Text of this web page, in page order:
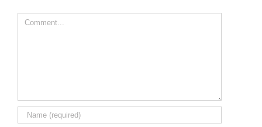
Comment